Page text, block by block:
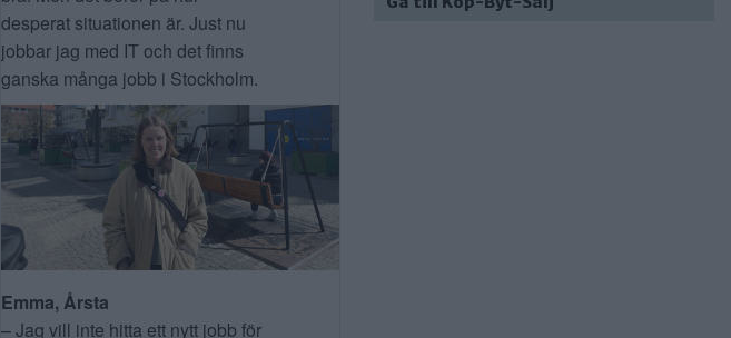
desperat situationen är. Just nu
jobbar jag med IT och det finns
ganska många jobb i Stockholm.
Emma, Årsta
– Jag vill inte hitta ett nytt jobb för